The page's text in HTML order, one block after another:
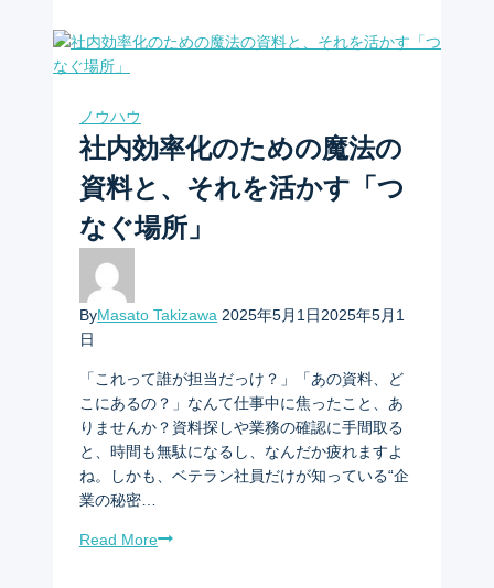
ノウハウ
社内効率化のための魔法の
資料と、それを活かす「つ
なぐ場所」
ByMasato Takizawa 2025年5月1日2025年5月1
日
「これって誰が担当だっけ？」「あの資料、ど
こにあるの？」なんて仕事中に焦ったこと、あ
りませんか？資料探しや業務の確認に手間取る
と、時間も無駄になるし、なんだか疲れますよ
ね。しかも、ベテラン社員だけが知っている“企
業の秘密…
Read More